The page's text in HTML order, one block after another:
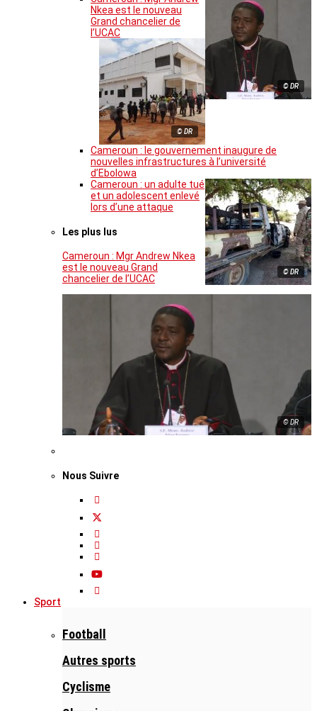
© DR
Nkea est le nouveau
Grand chancelier de
l’UCAC
© DR
Cameroun : le gouvernement inaugure de
nouvelles infrastructures à l’université
d’Ebolowa
© DR
Cameroun : un adulte tué
et un adolescent enlevé
lors d’une attaque
Les plus lus
Cameroun : Mgr Andrew Nkea
est le nouveau Grand
chancelier de l’UCAC
© DR
Nous Suivre
Sport
Football
Autres sports
Cyclisme